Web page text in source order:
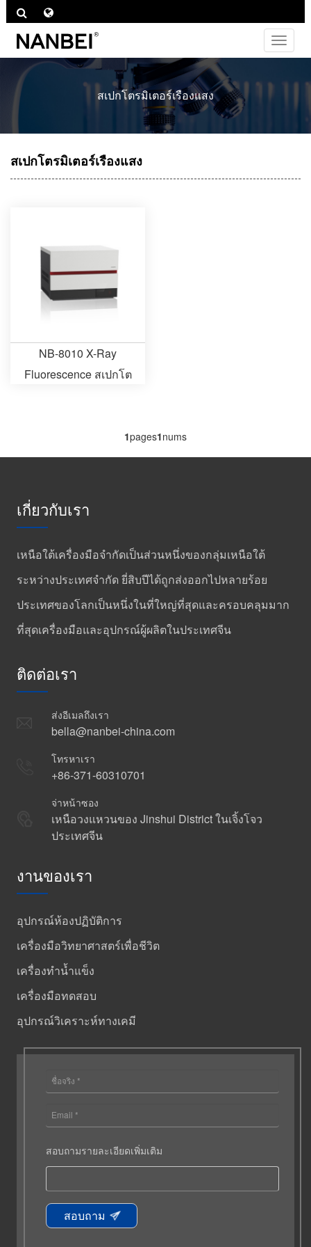
ไม่
ต้อง
ช่อง
สเปกโตรมิเตอร์เรืองแสง
สเปกโตรมิเตอร์เรืองแสง
NB-8010 X-Ray
Fluorescence สเปกโต
1pages1nums
เกี่ยวกับเรา
เหนือใต้เครื่องมือจำกัดเป็นส่วนหนึ่งของกลุ่มเหนือใต้
ระหว่างประเทศจำกัด ยี่สิบปีได้ถูกส่งออกไปหลายร้อย
ประเทศของโลกเป็นหนึ่งในที่ใหญ่ที่สุดและครอบคลุมมาก
ที่สุดเครื่องมือและอุปกรณ์ผู้ผลิตในประเทศจีน
ติดต่อเรา
ส่งอีเมลถึงเรา
bella@nanbei-china.com
โทรหาเรา
+86-371-60310701
จ่าหน้าซอง
เหนือวงแหวนของ Jinshui District ในเจิ้งโจว
ประเทศจีน
งานของเรา
อุปกรณ์ห้องปฏิบัติการ
เครื่องมือวิทยาศาสตร์เพื่อชีวิต
เครื่องทำน้ำแข็ง
เครื่องมือทดสอบ
อุปกรณ์วิเคราะห์ทางเคมี
สอบถามรายละเอียดเพิ่มเติม
สอบถาม